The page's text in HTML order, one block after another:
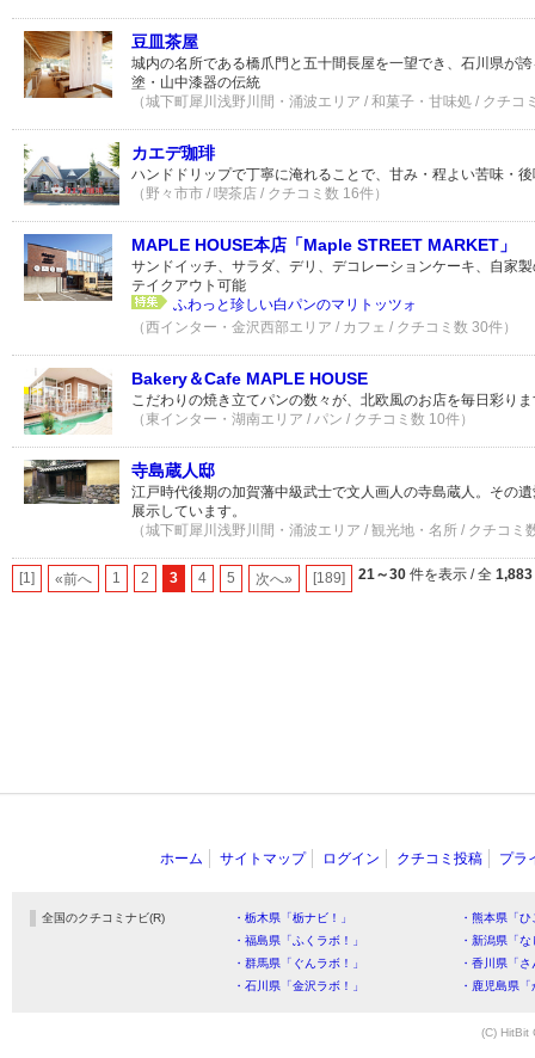
豆皿茶屋
城内の名所である橋爪門と五十間長屋を一望でき、石川県が
塗・山中漆器の伝統
（城下町犀川浅野川間・涌波エリア / 和菓子・甘味処 / クチコ
カエデ珈琲
ハンドドリップで丁寧に淹れることで、甘み・程よい苦味・
（野々市市 / 喫茶店 / クチコミ数 16件）
MAPLE HOUSE本店「Maple STREET MARKET」
サンドイッチ、サラダ、デリ、デコレーションケーキ、自家
テイクアウト可能
ふわっと珍しい白パンのマリトッツォ
（西インター・金沢西部エリア / カフェ / クチコミ数 30件）
Bakery＆Cafe MAPLE HOUSE
こだわりの焼き立てパンの数々が、北欧風のお店を毎日彩り
（東インター・湖南エリア / パン / クチコミ数 10件）
寺島蔵人邸
江戸時代後期の加賀藩中級武士で文人画人の寺島蔵人。その
展示しています。
（城下町犀川浅野川間・涌波エリア / 観光地・名所 / クチコミ
[1] «前へ 1 2 3 4 5 次へ» [189] 21～30 件を表示 / 全 1,883
ホーム サイトマップ ログイン クチコミ投稿 プラ
全国のクチコミナビ(R) ・栃木県「栃ナビ！」
・熊本県「
・福島県「ふくラボ！」
・新潟県「
・群馬県「ぐんラボ！」
・香川県「
・石川県「金沢ラボ！」
・鹿児島県
(C) HitBit